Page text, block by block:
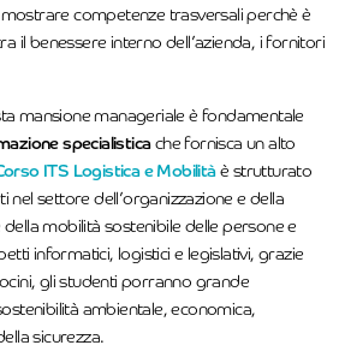
competenze trasversali perchè è
il benessere interno dell’azienda, i fornitori
mansione manageriale è fondamentale
specialisticache fornisca un alto
ITS Logistica e Mobilitàè strutturato
settore dell’organizzazione e della
mobilità sostenibile delle persone e
informatici, logistici e legislativi, grazie
gli studenti porranno grande
ambientale, economica,
sicurezza.